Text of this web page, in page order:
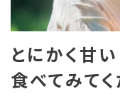
とにかく甘
食べてみてく